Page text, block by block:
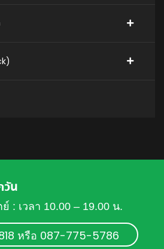
วัน
: เวลา 10.00 – 19.00 น.
หรือ 087-775-5786